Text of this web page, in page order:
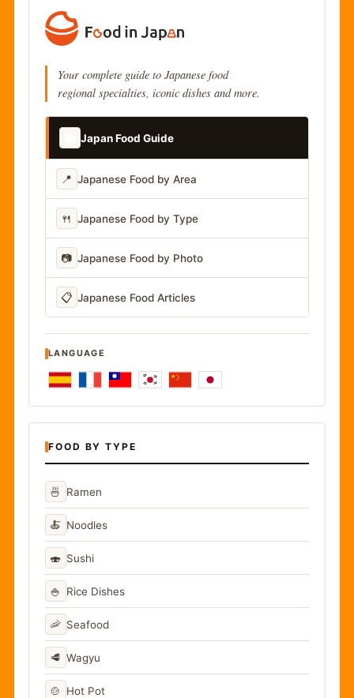
Your complete guide to Japanese food
regional specialties, iconic dishes and more.
Japan Food Guide
📍 Japanese Food by Area
🍴 Japanese Food by Type
📷 Japanese Food by Photo
📋 Japanese Food Articles
LANGUAGE
FOOD BY TYPE
🍜 Ramen
🍝 Noodles
🍣 Sushi
🍚 Rice Dishes
🦐 Seafood
🥩 Wagyu
🍲 Hot Pot